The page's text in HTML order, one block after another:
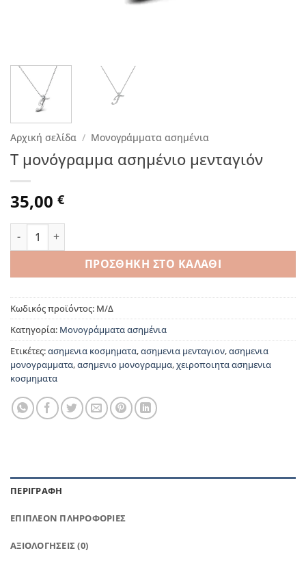
Αρχική σελίδα / Μονογράμματα ασημένια
T μονόγραμμα ασημένιο μενταγιόν
35,00 €
T μονόγραμμα ασημένιο μενταγιόν ποσότητα
ΠΡΟΣΘΉΚΗ ΣΤΟ ΚΑΛΆΘΙ
Κωδικός προϊόντος: Μ/Δ
Κατηγορία: Μονογράμματα ασημένια
Ετικέτες:ασημενια κοσμηματα,ασημενια μενταγιον,ασημενια
μονογραμματα,ασημενιο μονογραμμα,χειροποιητα ασημενια
κοσμηματα
ΠΕΡΙΓΡΑΦΉ
ΕΠΙΠΛΈΟΝ ΠΛΗΡΟΦΟΡΊΕΣ
ΑΞΙΟΛΟΓΉΣΕΙΣ (0)